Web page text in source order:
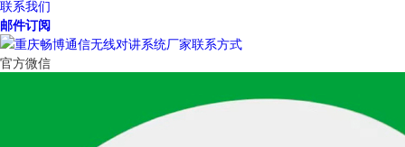
联系我们
邮件订阅
官方微信